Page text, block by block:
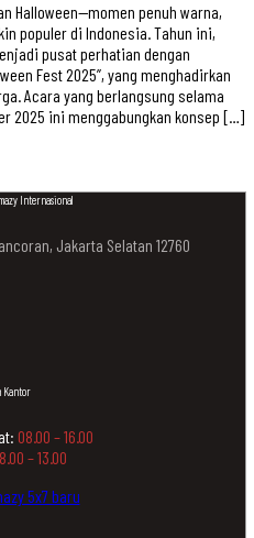
Halloween—momen penuh warna,
populer di Indonesia. Tahun ini,
pusat perhatian dengan
Fest 2025”, yang menghadirkan
Acara yang berlangsung selama
2025 ini menggabungkan konsep […]
Internasional
Jakarta Selatan 12760
Kantor
08.00 – 16.00
– 13.00